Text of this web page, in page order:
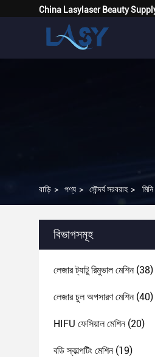
China Lasylaser Beauty
বাড়ি > পণ্য > সৌন্দর্য সরবরাহ >
বিভাগসমূহ
লেজার ট্যাটু রিমুভাল মেশিন(38)
লেজার চুল অপসারণ মেশিন(40)
HIFU ফেসিয়াল মেশিন(20)
বডি স্কাল্পটিং মেশিন(19)